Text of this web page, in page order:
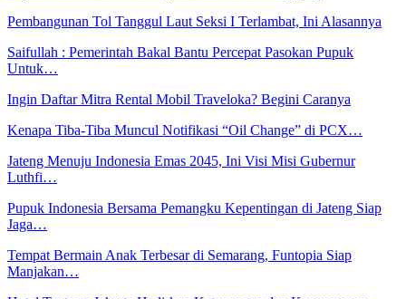
Pembangunan Tol Tanggul Laut Seksi I Terlambat, Ini Alasannya
Saifullah : Pemerintah Bakal Bantu Percepat Pasokan Pupuk
Untuk…
Ingin Daftar Mitra Rental Mobil Traveloka? Begini Caranya
Kenapa Tiba-Tiba Muncul Notifikasi “Oil Change” di PCX…
Jateng Menuju Indonesia Emas 2045, Ini Visi Misi Gubernur
Luthfi…
Pupuk Indonesia Bersama Pemangku Kepentingan di Jateng Siap
Jaga…
Tempat Bermain Anak Terbesar di Semarang, Funtopia Siap
Manjakan…